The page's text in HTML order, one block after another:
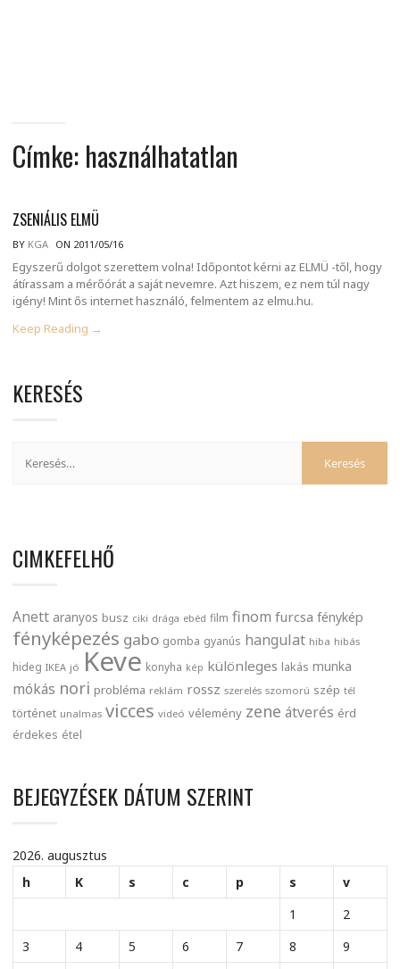
Címke: használhatatlan
ZSENIÁLIS ELMÜ
BY KGA ON 2011/05/16
Egyszerű dolgot szerettem volna! Időpontot kérni az ELMÜ -től, hogy
átírassam a mérőórát a saját nevemre. Azt hiszem, ez nem túl nagy
igény! Mint ős internet használó, felmentem az elmu.hu.
Keep Reading →
KERESÉS
CIMKEFELHŐ
Anett aranyos busz ciki drága ebéd film finom furcsa fénykép
fényképezés gabo gomba gyanús hangulat hiba hibás
hideg IKEA jó Keve konyha kép különleges lakás munka
mókás nori probléma reklám rossz szerelés szomorú szép tél
történet unalmas vicces videó vélemény zene átverés érd
érdekes étel
BEJEGYZÉSEK DÁTUM SZERINT
2026. augusztus
h
K s c p s
v
1
2
3
4 5 6 7 8
9